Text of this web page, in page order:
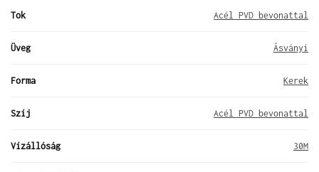
Tok Acél PVD bevonattal
Üveg Ásványi
Forma Kerek
Szíj Acél PVD bevonattal
Vízállóság 30M